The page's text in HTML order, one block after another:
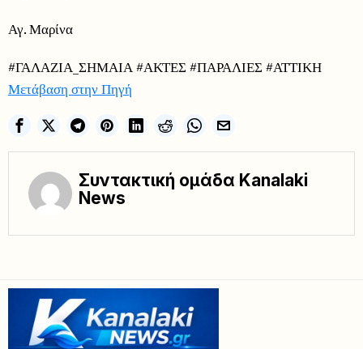
Αγ. Μαρίνα
#ΓΑΛΑΖΙΑ_ΣΗΜΑΙΑ #ΑΚΤΕΣ #ΠΑΡΑΛΙΕΣ #ΑΤΤΙΚΗ
Μετάβαση στην Πηγή
Συντακτική ομάδα Kanalaki
News